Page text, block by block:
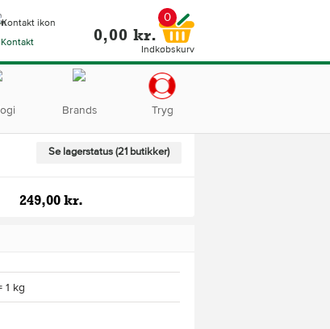
Kontakt
0
0,00 kr.
Indkøbskurv
Brands Tryg
Se lagerstatus (21 butikker)
249,00 kr.
1 kg